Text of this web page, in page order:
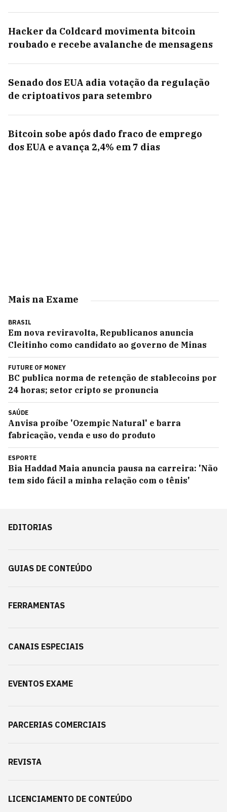
Hacker da Coldcard movimenta bitcoin
roubado e recebe avalanche de mensagens
Senado dos EUA adia votação da regulação
de criptoativos para setembro
Bitcoin sobe após dado fraco de emprego
dos EUA e avança 2,4% em 7 dias
Mais na Exame
BRASIL
Em nova reviravolta, Republicanos anuncia
Cleitinho como candidato ao governo de Minas
FUTURE OF MONEY
BC publica norma de retenção de stablecoins por
24 horas; setor cripto se pronuncia
SAÚDE
Anvisa proíbe 'Ozempic Natural' e barra
fabricação, venda e uso do produto
ESPORTE
Bia Haddad Maia anuncia pausa na carreira: 'Não
tem sido fácil a minha relação com o tênis'
EDITORIAS
GUIAS DE CONTEÚDO
FERRAMENTAS
CANAIS ESPECIAIS
EVENTOS EXAME
PARCERIAS COMERCIAIS
REVISTA
LICENCIAMENTO DE CONTEÚDO